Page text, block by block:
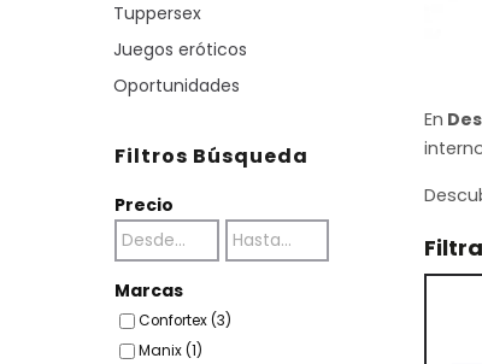
Tuppersex
Juegos eróticos
Oportunidades
Filtros Búsqueda
Precio
Marcas
Confortex (3)
Manix (1)
En